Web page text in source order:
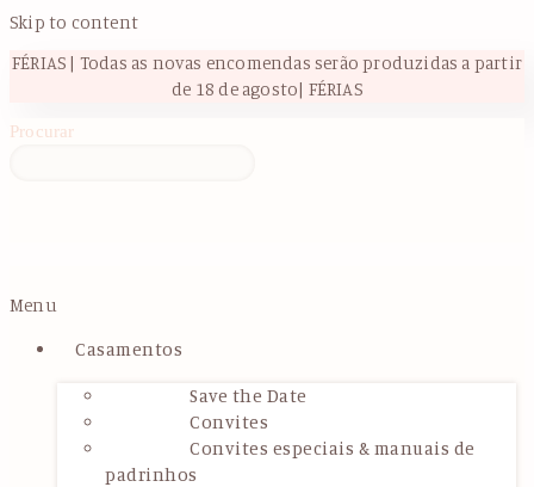
Skip to content
FÉRIAS | Todas as novas encomendas serão produzidas a partir
de 18 de agosto| FÉRIAS
Procurar
Menu
Casamentos
Save the Date
Convites
Convites especiais & manuais de
padrinhos